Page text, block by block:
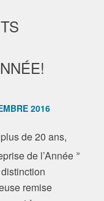
2016
de 20 ans,
de l’Année »
remise